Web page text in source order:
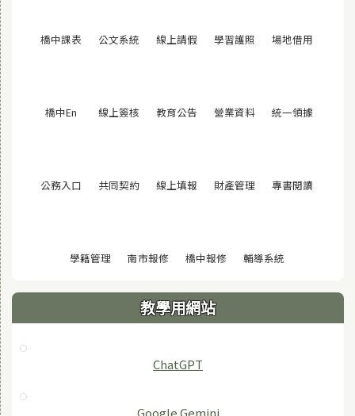
橋中課表 (另開視窗)
公文系統 (另開視窗)
線上請假 (另開視窗)
學習護照 (另開視窗)
場地借用
橋中En (另開視窗)
線上簽核 (另開視窗)
教育公告 (另開視窗)
營業資料(另開視窗)
統一領據
公務入口 (另開視窗)
共同契約(另開視窗)
線上填報 (另開視窗)
財產管理 (另開視窗)
專書閱讀
學籍管理(另開視窗)
南市報修(另開視窗)
橋中報修(另開視窗)
輔導系統(另開視窗)
教學用網站
ChatGPT
‎Google Gemini